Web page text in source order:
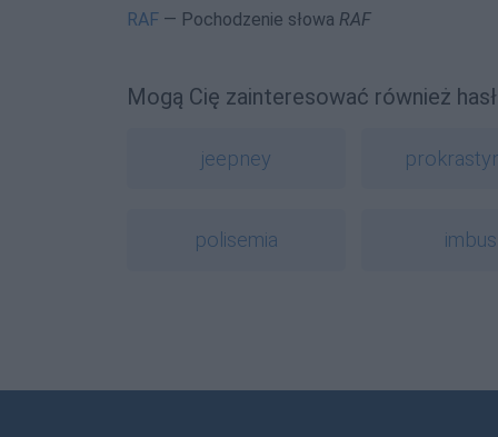
RAF — Pochodzenie słowa RAF
Mogą Cię zainteresować również
jeepney
polisemia imbus